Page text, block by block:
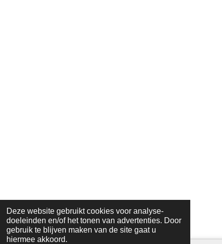
Deze website gebruikt cookies voor analyse-
doeleinden en/of het tonen van advertenties. Door
gebruik te blijven maken van de site gaat u
hiermee akkoord.